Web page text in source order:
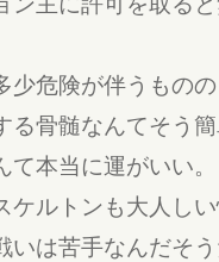
少危険が伴うもの
る骨髄なんてそう
て本当に運がいい。
ケルトンも大人し
いは苦手なんだそ